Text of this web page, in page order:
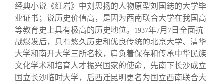
实用信息
总会章程
理事会名单
制度法规
经典小说《红岩》中刘思扬的人物原型刘国鋕的大学毕
业证书；说历史价值高，是因为西南联合大学在我国高
等教育史上具有极高的历史地位。
1937年7月 7 日全面抗
战爆发后，具有悠久历史和优良传统的北京大学、清华
大学和南开大学三所名校，肩负着保存和传承中华民族
文化学术和培育人才振兴国家的使命，先南下长沙成立
国立长沙临时大学，后西迁昆明更名为国立西南联合大